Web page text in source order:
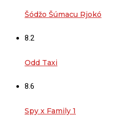
Šódžo Šúmacu Rjokó
8.2
Odd Taxi
8.6
Spy x Family 1